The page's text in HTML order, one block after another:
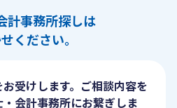
計事務所探しは
ください。
受けします。ご相談内容を
会計事務所にお繋ぎしま